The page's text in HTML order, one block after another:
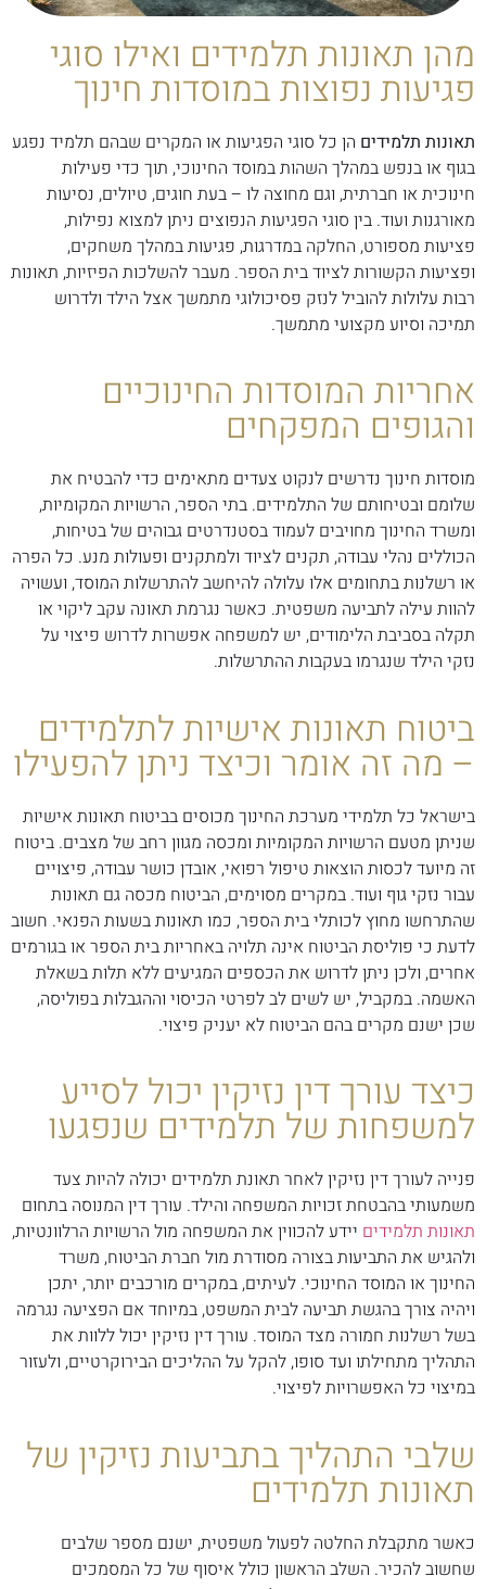
מהן תאונות תלמידים ואילו סוגי
פגיעות נפוצות במוסדות חינוך
תאונות תלמידים הן כל סוגי הפגיעות או המקרים שבהם תלמיד נפגע
בגוף או בנפש במהלך השהות במוסד החינוכי, תוך כדי פעילות
חינוכית או חברתית, וגם מחוצה לו – בעת חוגים, טיולים, נסיעות
מאורגנות ועוד. בין סוגי הפגיעות הנפוצים ניתן למצוא נפילות,
פציעות מספורט, החלקה במדרגות, פגיעות במהלך משחקים,
ופציעות הקשורות לציוד בית הספר. מעבר להשלכות הפיזיות, תאונות
רבות עלולות להוביל לנזק פסיכולוגי מתמשך אצל הילד ולדרוש
תמיכה וסיוע מקצועי מתמשך.
אחריות המוסדות החינוכיים
והגופים המפקחים
מוסדות חינוך נדרשים לנקוט צעדים מתאימים כדי להבטיח את
שלומם ובטיחותם של התלמידים. בתי הספר, הרשויות המקומיות,
ומשרד החינוך מחויבים לעמוד בסטנדרטים גבוהים של בטיחות,
הכוללים נהלי עבודה, תקנים לציוד ולמתקנים ופעולות מנע. כל הפרה
או רשלנות בתחומים אלו עלולה להיחשב להתרשלות המוסד, ועשויה
להוות עילה לתביעה משפטית. כאשר נגרמת תאונה עקב ליקוי או
תקלה בסביבת הלימודים, יש למשפחה אפשרות לדרוש פיצוי על
נזקי הילד שנגרמו בעקבות ההתרשלות.
ביטוח תאונות אישיות לתלמידים
– מה זה אומר וכיצד ניתן להפעילו
בישראל כל תלמידי מערכת החינוך מכוסים בביטוח תאונות אישיות
שניתן מטעם הרשויות המקומיות ומכסה מגוון רחב של מצבים. ביטוח
זה מיועד לכסות הוצאות טיפול רפואי, אובדן כושר עבודה, פיצויים
עבור נזקי גוף ועוד. במקרים מסוימים, הביטוח מכסה גם תאונות
שהתרחשו מחוץ לכותלי בית הספר, כמו תאונות בשעות הפנאי. חשוב
לדעת כי פוליסת הביטוח אינה תלויה באחריות בית הספר או בגורמים
אחרים, ולכן ניתן לדרוש את הכספים המגיעים ללא תלות בשאלת
האשמה. במקביל, יש לשים לב לפרטי הכיסוי וההגבלות בפוליסה,
שכן ישנם מקרים בהם הביטוח לא יעניק פיצוי.
כיצד עורך דין נזיקין יכול לסייע
למשפחות של תלמידים שנפגעו
פנייה לעורך דין נזיקין לאחר תאונת תלמידים יכולה להיות צעד
משמעותי בהבטחת זכויות המשפחה והילד. עורך דין המנוסה בתחום
תאונות תלמידים יידע להכווין את המשפחה מול הרשויות הרלוונטיות,
ולהגיש את התביעות בצורה מסודרת מול חברת הביטוח, משרד
החינוך או המוסד החינוכי. לעיתים, במקרים מורכבים יותר, יתכן
ויהיה צורך בהגשת תביעה לבית המשפט, במיוחד אם הפציעה נגרמה
בשל רשלנות חמורה מצד המוסד. עורך דין נזיקין יכול ללוות את
התהליך מתחילתו ועד סופו, להקל על ההליכים הבירוקרטיים, ולעזור
במיצוי כל האפשרויות לפיצוי.
שלבי התהליך בתביעות נזיקין של
תאונות תלמידים
כאשר מתקבלת החלטה לפעול משפטית, ישנם מספר שלבים
שחשוב להכיר. השלב הראשון כולל איסוף של כל המסמכים